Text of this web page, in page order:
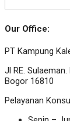
Our Office:
PT Kampung
Jl RE.
Bogor 16810
Pelayanan